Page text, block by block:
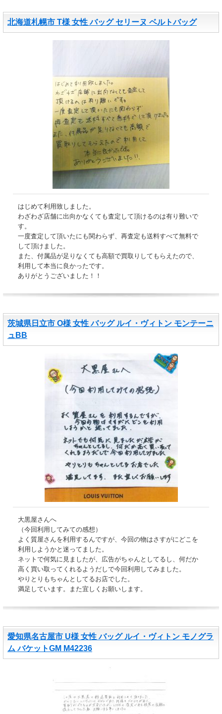
北海道札幌市 T様 女性 バッグ セリーヌ ベルトバッグ
はじめて利用致しました。
わざわざ店舗に出向かなくても査定して頂けるのは有り難いで
す。
一度査定して頂いたにも関わらず、再査定も送料すべて無料で
して頂けました。
また、付属品が足りなくても高額で買取りしてもらえたので、
利用して本当に良かったです。
ありがとうございました！！
茨城県日立市 O様 女性 バッグ ルイ・ヴィトン モンテーニ
ュBB
大黒屋さんへ
（今回利用してみての感想）
よく質屋さんを利用するんですが、今回の物はさすがにどこを
利用しようかと迷ってました。
ネットで何気に見ましたが、広告がちゃんとしてるし、何だか
高く買い取ってくれるようだしで今回利用してみました。
やりとりもちゃんとしてるお店でした。
満足しています。また宜しくお願いします。
愛知県名古屋市 U様 女性 バッグ ルイ・ヴィトン モノグラ
ム バケットGM M42236